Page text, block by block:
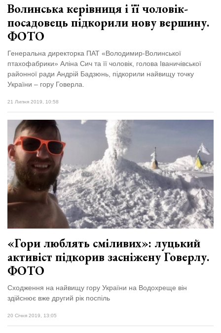
Волинська керівниця і її чоловік-
посадовець підкорили нову вершину.
ФОТО
Генеральна директорка ПАТ «Володимир-Волинської
птахофабрики» Аліна Сич та її чоловік, голова Іваничівської
районної ради Андрій Бадзюнь, підкорили найвищу точку
України – гору Говерла.
21 Липня 2019, 10:58
«Гори люблять сміливих»: луцький
активіст підкорив засніжену Говерлу.
ФОТО
Сходження на найвищу гору України на Водохреще він
здійснює вже другий рік поспіль
20 Січня 2019, 13:05